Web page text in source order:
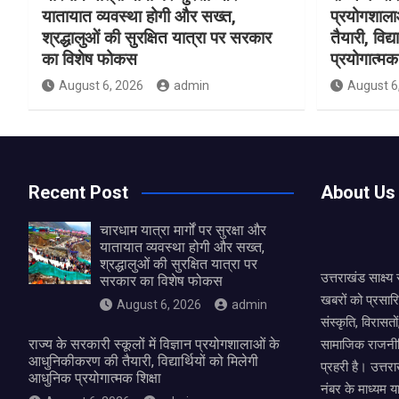
यातायात व्यवस्था होगी और सख्त,
श्रद्धालुओं की सुरक्षित यात्रा पर सरकार
का विशेष फोकस
August 6, 2026 admin
तैयारी,
प्रयोगात्मक
August
Recent Post
चारधाम यात्रा मार्गों पर सुरक्षा और
यातायात व्यवस्था होगी और सख्त,
श्रद्धालुओं की सुरक्षित यात्रा पर
सरकार का विशेष फोकस
August 6, 2026 admin
राज्य के सरकारी स्कूलों में विज्ञान प्रयोगशालाओं के
आधुनिकीकरण की तैयारी, विद्यार्थियों को मिलेगी
आधुनिक प्रयोगात्मक शिक्षा
About Us
उत्तराखंड
खबरों को
संस्कृति,
सामाजिक
प्रहरी है।
नंबर के माध्यम